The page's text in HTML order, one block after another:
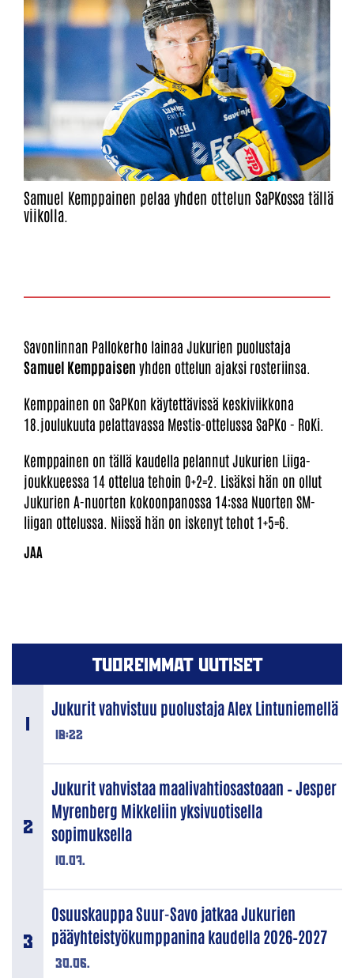
Samuel Kemppainen pelaa yhden ottelun SaPKossa tällä
viikolla.
Savonlinnan Pallokerho lainaa Jukurien puolustaja
Samuel Kemppaisen yhden ottelun ajaksi rosteriinsa.
Kemppainen on SaPKon käytettävissä keskiviikkona
18.joulukuuta pelattavassa Mestis-ottelussa SaPKo - RoKi.
Kemppainen on tällä kaudella pelannut Jukurien Liiga-
joukkueessa 14 ottelua tehoin 0+2=2. Lisäksi hän on ollut
Jukurien A-nuorten kokoonpanossa 14:ssa Nuorten SM-
liigan ottelussa. Niissä hän on iskenyt tehot 1+5=6.
TUOREIMMAT UUTISET
18:22
Jukurit vahvistuu puolustaja Alex Lintuniemellä
10.07.
Jukurit vahvistaa maalivahtiosastoaan – Jesper
Myrenberg Mikkeliin yksivuotisella
sopimuksella
30.06.
Osuuskauppa Suur-Savo jatkaa Jukurien
pääyhteistyökumppanina kaudella 2026–2027